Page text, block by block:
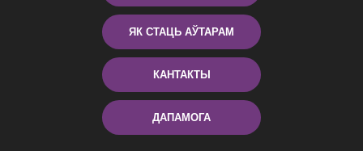
ЯК СТАЦЬ АЎТАРАМ
КАНТАКТЫ
ДАПАМОГА